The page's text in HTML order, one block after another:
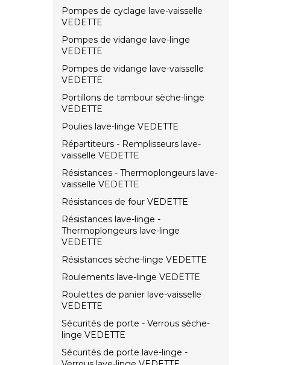
Pompes de cyclage lave-vaisselle
VEDETTE
Pompes de vidange lave-linge
VEDETTE
Pompes de vidange lave-vaisselle
VEDETTE
Portillons de tambour sèche-linge
VEDETTE
Poulies lave-linge VEDETTE
Répartiteurs - Remplisseurs lave-
vaisselle VEDETTE
Résistances - Thermoplongeurs lave-
vaisselle VEDETTE
Résistances de four VEDETTE
Résistances lave-linge -
Thermoplongeurs lave-linge
VEDETTE
Résistances sèche-linge VEDETTE
Roulements lave-linge VEDETTE
Roulettes de panier lave-vaisselle
VEDETTE
Sécurités de porte - Verrous sèche-
linge VEDETTE
Sécurités de porte lave-linge -